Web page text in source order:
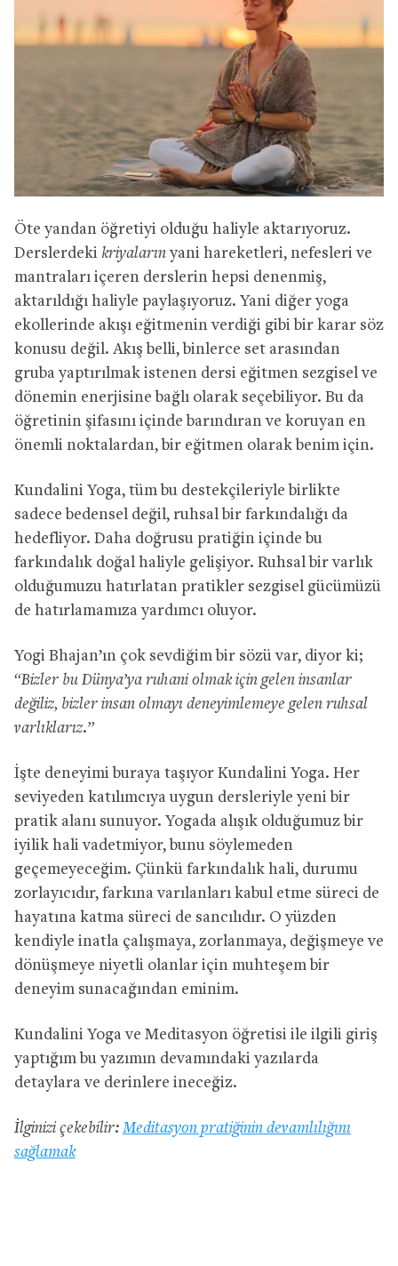
Öte yandan öğretiyi olduğu haliyle aktarıyoruz.
Derslerdeki kriyalarınyani hareketleri, nefesleri ve
mantraları içeren derslerin hepsi denenmiş,
aktarıldığı haliyle paylaşıyoruz. Yani diğer yoga
ekollerinde akışı eğitmenin verdiği gibi bir karar söz
konusu değil. Akış belli, binlerce set arasından
gruba yaptırılmak istenen dersi eğitmen sezgisel ve
dönemin enerjisine bağlı olarak seçebiliyor. Bu da
öğretinin şifasını içinde barındıran ve koruyan en
önemli noktalardan, bir eğitmen olarak benim için.
Kundalini Yoga, tüm bu destekçileriyle birlikte
sadece bedensel değil, ruhsal bir farkındalığı da
hedefliyor. Daha doğrusu pratiğin içinde bu
farkındalık doğal haliyle gelişiyor. Ruhsal bir varlık
olduğumuzu hatırlatan pratikler sezgisel gücümüzü
de hatırlamamıza yardımcı oluyor.
Yogi Bhajan’ın çok sevdiğim bir sözü var, diyor ki;
‘‘Bizler bu Dünya’ya ruhani olmak için gelen insanlar
değiliz, bizler insan olmayı deneyimlemeye gelen ruhsal
varlıklarız.’’
İşte deneyimi buraya taşıyor Kundalini Yoga. Her
seviyeden katılımcıya uygun dersleriyle yeni bir
pratik alanı sunuyor. Yogada alışık olduğumuz bir
iyilik hali vadetmiyor, bunu söylemeden
geçemeyeceğim. Çünkü farkındalık hali, durumu
zorlayıcıdır, farkına varılanları kabul etme süreci de
hayatına katma süreci de sancılıdır. O yüzden
kendiyle inatla çalışmaya, zorlanmaya, değişmeye ve
dönüşmeye niyetli olanlar için muhteşem bir
deneyim sunacağından eminim.
Kundalini Yoga ve Meditasyon öğretisi ile ilgili giriş
yaptığım bu yazımın devamındaki yazılarda
detaylara ve derinlere ineceğiz.
İlginizi çekebilir: Meditasyon pratiğinin devamlılığını
sağlamak